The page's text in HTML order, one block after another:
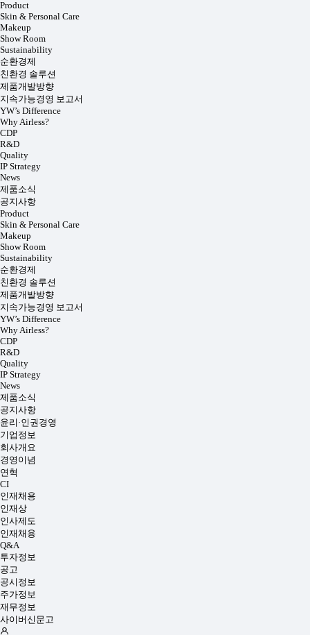
Product
Skin & Personal Care
Makeup
Show Room
Sustainability
순환경제
친환경 솔루션
제품개발방향
지속가능경영 보고서
YW’s Difference
Why Airless?
CDP
R&D
Quality
IP Strategy
News
제품소식
공지사항
Product
Skin & Personal Care
Makeup
Show Room
Sustainability
순환경제
친환경 솔루션
제품개발방향
지속가능경영 보고서
YW’s Difference
Why Airless?
CDP
R&D
Quality
IP Strategy
News
제품소식
공지사항
윤리·인권경영
기업정보
회사개요
경영이념
연혁
CI
인재채용
인재상
인사제도
인재채용
Q&A
투자정보
공고
공시정보
주가정보
재무정보
사이버신문고